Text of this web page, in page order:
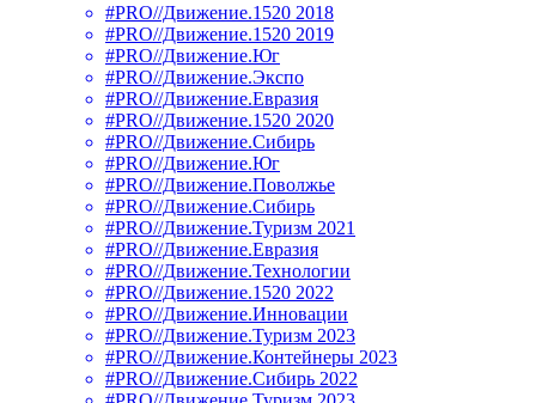
#PRO//Движение.1520 2018
#PRO//Движение.1520 2019
#PRO//Движение.Юг
#PRO//Движение.Экспо
#PRO//Движение.Евразия
#PRO//Движение.1520 2020
#PRO//Движение.Сибирь
#PRO//Движение.Юг
#PRO//Движение.Поволжье
#PRO//Движение.Сибирь
#PRO//Движение.Туризм 2021
#PRO//Движение.Евразия
#PRO//Движение.Технологии
#PRO//Движение.1520 2022
#PRO//Движение.Инновации
#PRO//Движение.Туризм 2023
#PRO//Движение.Контейнеры 2023
#PRO//Движение.Сибирь 2022